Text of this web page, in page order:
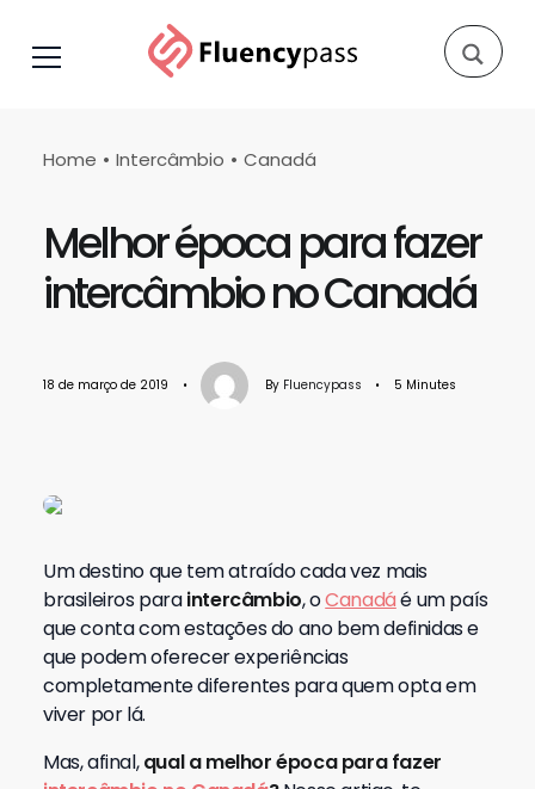
Home Intercâmbio Canadá
Melhor época para fazer
intercâmbio no Canadá
18 de março de 2019 • By Fluencypass • 5 Minutes
Um destino que tem atraído cada vez mais
brasileiros paraintercâmbio, oCanadáé um país
que conta com estações do ano bem definidas e
que podem oferecer experiências
completamente diferentes para quem opta em
viver por lá.
Mas, afinal,qual a melhor época para fazer